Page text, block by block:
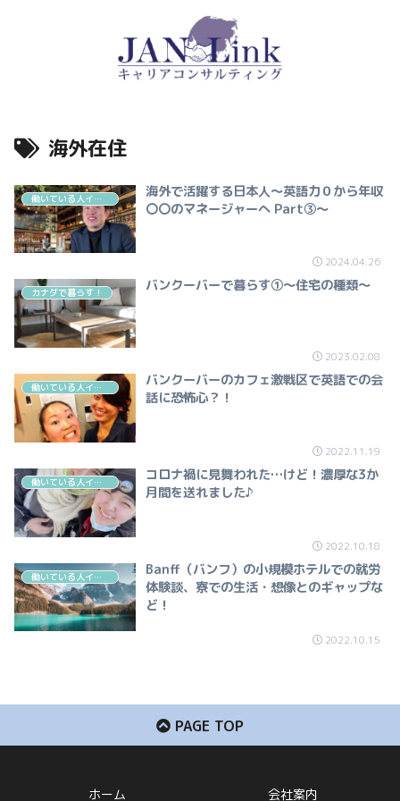
海外在住
働いている人インタビュー（飲食・カフェ）
海外で活躍する日本人～英語力０から年収
〇〇のマネージャーへ Part③～
2024.04.26
カナダで暮らす！ バンクーバーで暮らす①～住宅の種類～
2023.02.08
働いている人インタビュー（飲食・カフェ）
バンクーバーのカフェ激戦区で英語での会
話に恐怖心？！
2022.11.19
働いている人インタビュー（ホスピタリティ）
コロナ禍に見舞われた…けど！濃厚な3か
月間を送れました♪
2022.10.18
働いている人インタビュー（ホスピタリティ）
Banff（バンフ）の小規模ホテルでの就労
体験談、寮での生活・想像とのギャップな
ど！
2022.10.15
PAGE TOP
ホーム 会社案内